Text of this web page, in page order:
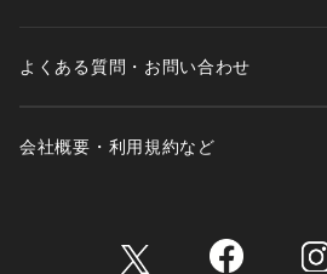
よくある質問・お問い合わせ
会社概要・利用規約など